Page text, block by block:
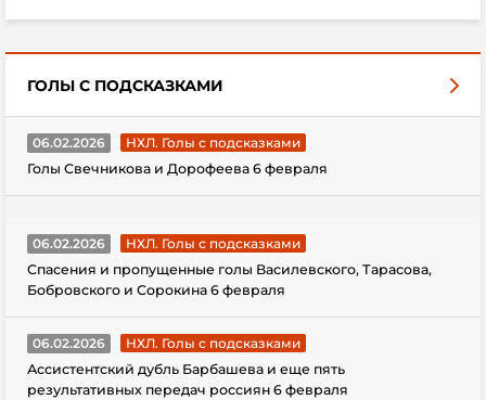
ГОЛЫ С ПОДСКАЗКАМИ
06.02.2026
НХЛ. Голы с подсказками
Голы Свечникова и Дорофеева 6 февраля
06.02.2026
НХЛ. Голы с подсказками
Спасения и пропущенные голы Василевского, Тарасова,
Бобровского и Сорокина 6 февраля
06.02.2026
НХЛ. Голы с подсказками
Ассистентский дубль Барбашева и еще пять
результативных передач россиян 6 февраля